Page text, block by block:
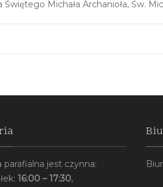
Świętego Michała Archanioła, Św.
parafialna jest czynna:
16:00 – 17:30,